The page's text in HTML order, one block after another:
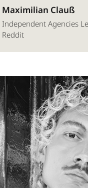
Maximilian Clauß
Independent Agencies
Reddit